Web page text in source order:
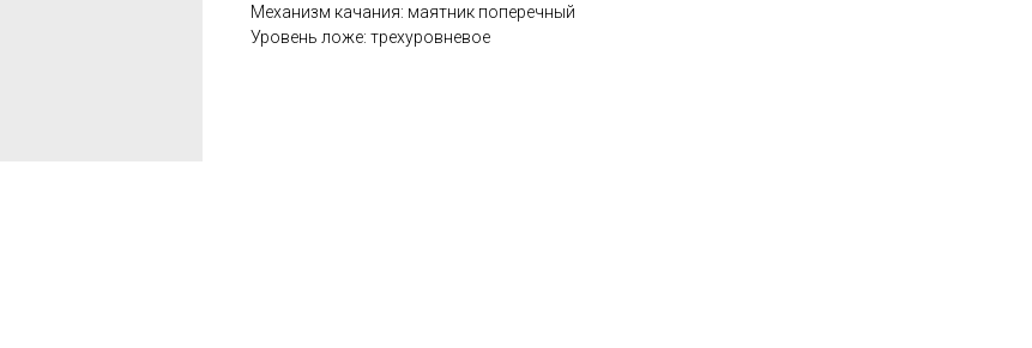
Механизм качания: маятник поперечный
Уровень ложе: трехуровневое